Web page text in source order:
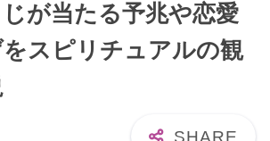
が当たる予兆や恋愛
スピリチュアルの観